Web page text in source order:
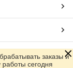
заказы и
сегодня